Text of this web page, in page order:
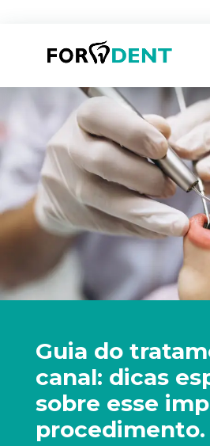
Guia do
canal: dicas
sobre esse
procedimento.